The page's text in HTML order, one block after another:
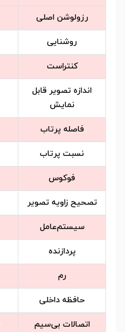
رزولوشن اصلی
روشنایی
کنتراست
اندازه تصویر قابل
نمایش
فاصله پرتاب
نسبت پرتاب
فوکوس
تصحیح زاویه تصویر
سیستم‌عامل
پردازنده
رم
حافظه داخلی
اتصالات بی‌سیم